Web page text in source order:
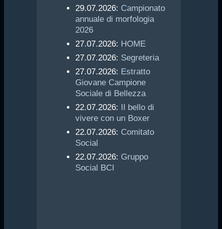
29.07.2026: Campionato
annuale di morfologia
2026
27.07.2026: HOME
27.07.2026: Segreteria
27.07.2026: Estratto
Giovane Campione
Sociale di Bellezza
22.07.2026: Il bello di
vivere con un Boxer
22.07.2026: Comitato
Social
22.07.2026: Gruppo
Social BCI